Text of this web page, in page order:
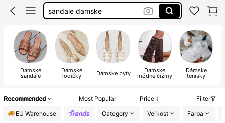
lodičky
slapky
Dámske
sandále
Dámske
lodičky Dámske byty Dámske
módne čižmy
Dámske
tenisky
Recommended Most Popular Price
Filter
EU Warehouse
Category Veľkosť Farba